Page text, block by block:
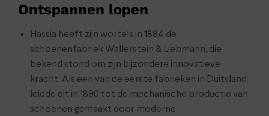
Ontspannen lopen
Hassia heeft zijn wortels in 1884 de
schoenenfabriek Wallerstein & Liebmann, die
bekend stond om zijn bijzondere innovatieve
kracht. Als een van de eerste fabrieken in Duitsland
leidde dit in 1890 tot de mechanische productie van
schoenen gemaakt door moderne